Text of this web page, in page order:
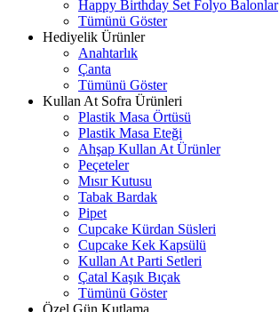
Happy Birthday Set Folyo Balonlar
Tümünü Göster
Hediyelik Ürünler
Anahtarlık
Çanta
Tümünü Göster
Kullan At Sofra Ürünleri
Plastik Masa Örtüsü
Plastik Masa Eteği
Ahşap Kullan At Ürünler
Peçeteler
Mısır Kutusu
Tabak Bardak
Pipet
Cupcake Kürdan Süsleri
Cupcake Kek Kapsülü
Kullan At Parti Setleri
Çatal Kaşık Bıçak
Tümünü Göster
Özel Gün Kutlama